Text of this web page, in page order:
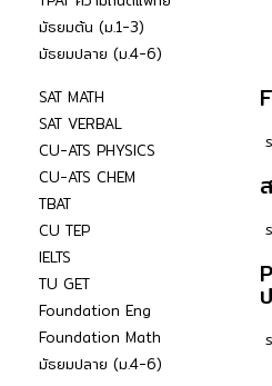
มัธยมต้น (ม.1-3)
มัธยมปลาย (ม.4-6)
SAT MATH
SAT VERBAL
CU-ATS PHYSICS
CU-ATS CHEM
TBAT
CU TEP
IELTS
TU GET
Foundation Eng
Foundation Math
มัธยมปลาย (ม.4-6)